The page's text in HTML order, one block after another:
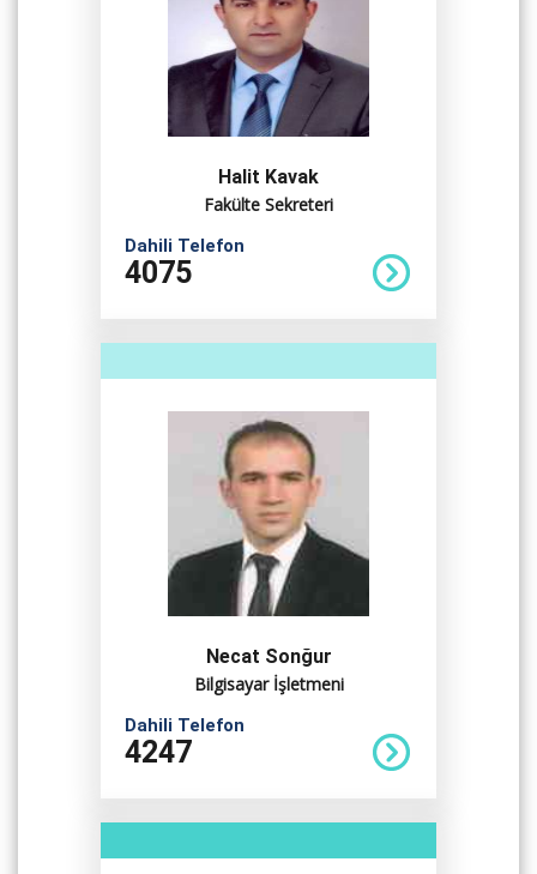
Halit Kavak
Fakülte Sekreteri
Dahili Telefon
4075
Necat Sonğur
Bilgisayar İşletmeni
Dahili Telefon
4247